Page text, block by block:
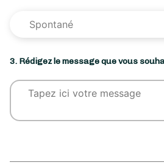
3. Rédigez le message que vous